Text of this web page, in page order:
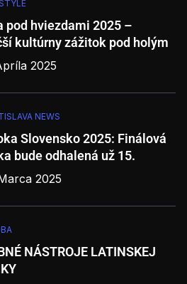
pod hviezdami 2025 –
kultúrny zážitok pod holým
2025
NEWS
Slovensko 2025: Finálová
bude odhalená už 15.
2025
NÁSTROJE LATINSKEJ